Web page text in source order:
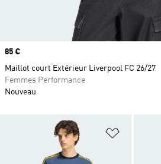
Ajouter
Prix
85 €
Maillot court Extérieur Liverpool FC 26/27
Femmes Performance
Nouveau